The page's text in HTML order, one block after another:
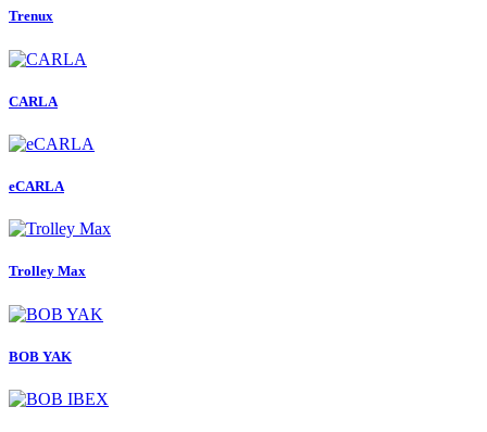
Trenux
CARLA
eCARLA
Trolley Max
BOB YAK